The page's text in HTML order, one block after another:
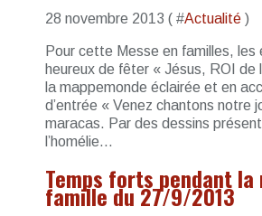
28 novembre 2013 ( #Actualité )
Pour cette Messe en familles,
heureux de fêter « Jésus, ROI de
la mappemonde éclairée et en
d’entrée « Venez chantons notre
maracas. Par des dessins
l’homélie...
Temps forts pendant la
famille du 27/9/2013